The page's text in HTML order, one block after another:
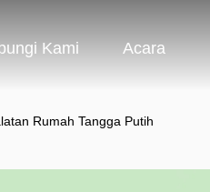
Kami Acara
Rumah Tangga Putih